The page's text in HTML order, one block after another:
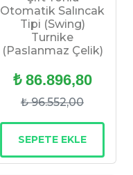
Otomatik Salıncak
Tipi (Swing)
Turnike
(Paslanmaz Çelik)
₺ 86.896,80
₺ 96.552,00
SEPETE EKLE